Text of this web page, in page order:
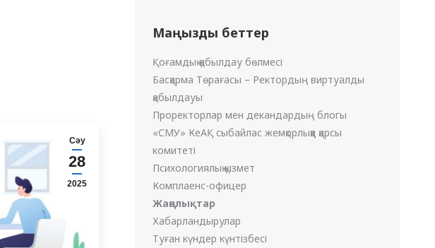
Сәу
28
2025
Маңызды беттер
Қоғамдық қабылдау бөлмесі
Басқарма Төрағасы – Ректордың виртуалды
қабылдауы
Проректорлар мен декандардың блогы
«СМУ» КеАҚ сыбайлас жемқорлыққа қарсы
комитеті
Психологиялық қызмет
Комплаенс-офицер
Жаңалықтар
Хабарландырулар
Туған күндер күнтізбесі